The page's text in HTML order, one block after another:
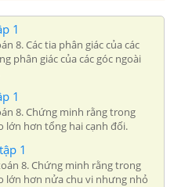
1
8. Các tia phân giác của các
phân giác của các góc ngoài
1
8. Chứng minh rằng trong
lớn hơn tổng hai cạnh đối.
1
8. Chứng minh rằng trong
lớn hơn nửa chu vi nhưng nhỏ